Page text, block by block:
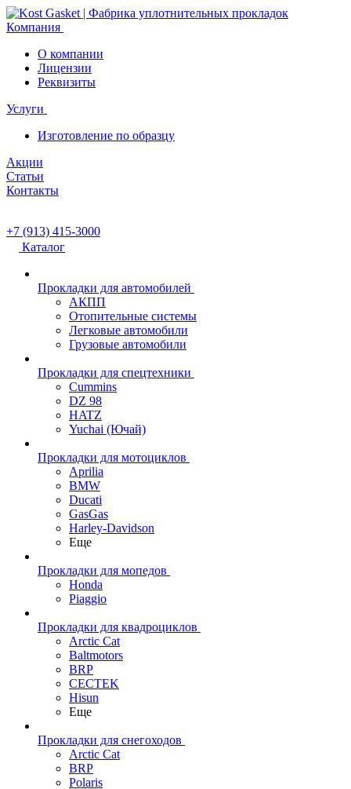
Компания
О компании
Лицензии
Реквизиты
Услуги
Изготовление по образцу
Акции
Статьи
Контакты
+7 (913) 415-3000
Каталог
Прокладки для автомобилей
АКПП
Отопительные системы
Легковые автомобили
Грузовые автомобили
Прокладки для спецтехники
Cummins
DZ 98
HATZ
Yuchai (Ючай)
Прокладки для мотоциклов
Aprilia
BMW
Ducati
GasGas
Harley-Davidson
Еще
Прокладки для мопедов
Honda
Piaggio
Прокладки для квадроциклов
Arctic Cat
Baltmotors
BRP
CECTEK
Hisun
Еще
Прокладки для снегоходов
Arctic Cat
BRP
Polaris